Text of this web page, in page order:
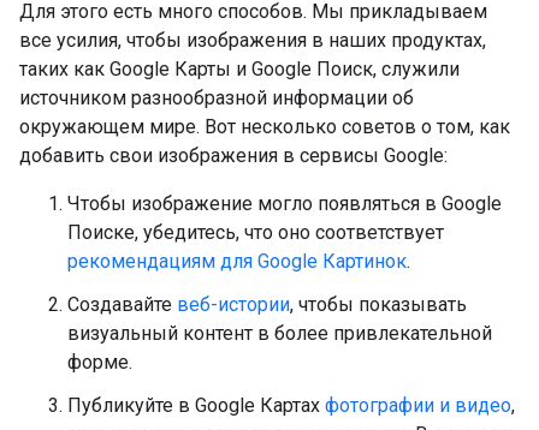
Для этого есть много способов. Мы прикладываем
все усилия, чтобы изображения в наших продуктах,
таких как Google Карты и Google Поиск, служили
источником разнообразной информации об
окружающем мире. Вот несколько советов о том, как
добавить свои изображения в сервисы Google:
Чтобы изображение могло появляться в Google
Поиске, убедитесь, что оно соответствует
рекомендациям для Google Картинок.
Создавайте веб-истории, чтобы показывать
визуальный контент в более привлекательной
форме.
Публикуйте в Google Картах фотографии и видео,